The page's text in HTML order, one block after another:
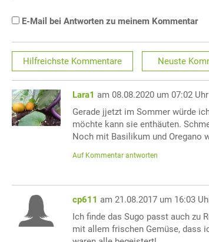
E-Mail bei Antworten zu meinem Kommentar
Hilfreichste Kommentare Neuste
Lara1 am 08.08.2020 um 07:02 Uhr
Gerade jjetzt im Sommer würde
möchte kann sie enthäuten.
Noch mit Basilikum und Oregano
Auf Kommentar antworten
cp611 am 21.08.2017 um 16:03
Ich finde das Sugo passt auch zu
mit allem frischen Gemüse, dass